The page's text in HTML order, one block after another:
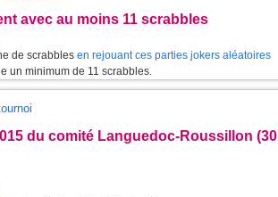
avec au moins 11 scrabbles
de scrabbles en rejouant ces parties jokers aléatoires
un minimum de 11 scrabbles.
du comité Languedoc-Roussillon (30